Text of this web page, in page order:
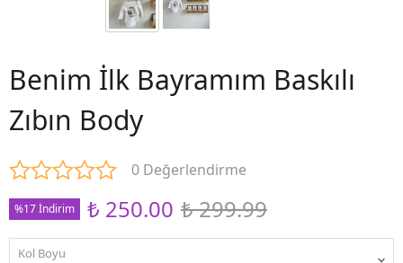
Benim İlk Bayramım Baskılı
Zıbın Body
0 Değerlendirme
%17 İndirim ₺ 250.00 ₺ 299.99
Kol Boyu